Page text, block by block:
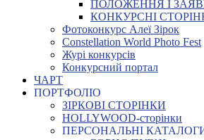
ПОЛОЖЕННЯ І
КОНКУРСНІ
Фотоконкурс Алеї Зірок
Constellation World Photo Fest
Журі конкурсів
Конкурсний портал
ЧАРТ
ПОРТФОЛІО
ЗІРКОВІ СТОРІНКИ
HOLLYWOOD-сторінки
ПЕРСОНАЛЬНІ